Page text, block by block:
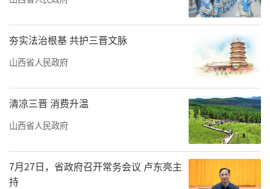
夯实法治根基 共护三晋文脉
山西省人民政府
清凉三晋 消费升温
山西省人民政府
7月27日，省政府召开常务会议 卢东亮主
持